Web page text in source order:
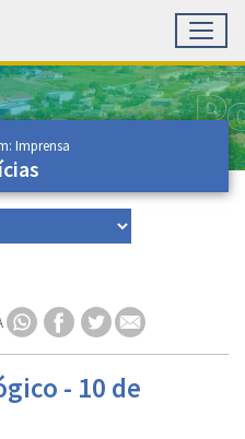
Imprensa
- 10 de